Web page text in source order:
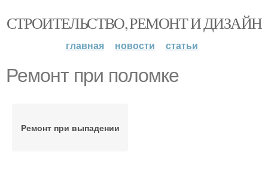
СТРОИТЕЛЬСТВО, РЕМОНТ И ДИЗАЙН
главная новости статьи
Ремонт при поломке
Ремонт при выпадении